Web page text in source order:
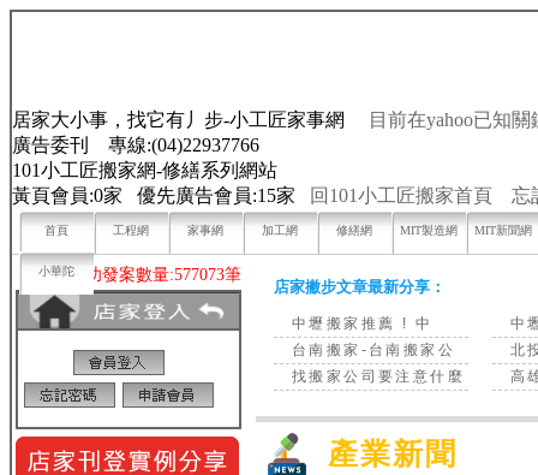
居家大小事，找它有丿步-小工匠家事網
目前在yahoo已知關
廣告委刊 專線:(04)22937766
101小工匠搬家網-修繕系列網站
黃頁會員:0家 優先廣告會員:15家
回101小工匠搬家首頁 忘
首頁 工程網 家事網 加工網 修繕網 MIT製造網 MIT新聞網
小華陀
目前已成功發案數量:577073筆
店家撇步文章最新分享：
中壢搬家推薦 ! 中
中
台南搬家-台南搬家公
北
找搬家公司要注意什麼
高
產業新聞